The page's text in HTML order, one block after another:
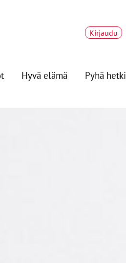
Kirjaudu
Hyvä elämä Pyhä hetki